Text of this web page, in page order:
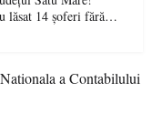
lăsat 14 șoferi fără